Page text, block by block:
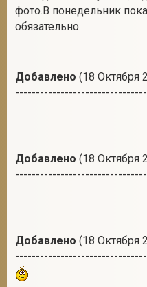
фото.В понедельник
обязательно.
Добавлено (18 Октября
Добавлено (18 Октября
Добавлено (18 Октября